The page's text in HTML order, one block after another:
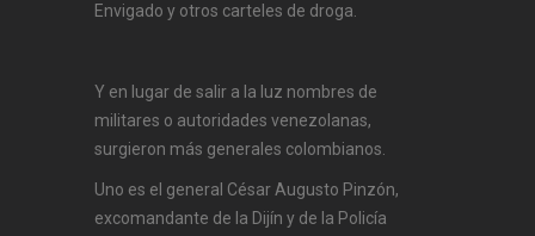
Envigado y otros carteles de droga.
Y en lugar de salir a la luz nombres de
militares o autoridades venezolanas,
surgieron más generales colombianos.
Uno es el general César Augusto Pinzón,
excomandante de la Dijín y de la Policía